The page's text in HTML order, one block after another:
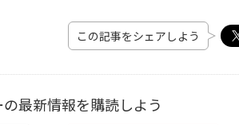
この記事をシェアしよう
最新情報を購読しよう